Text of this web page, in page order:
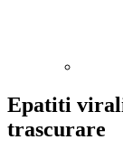
Epatiti
trascurare